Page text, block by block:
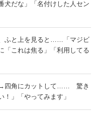
だな」「名付けした人セン
ふと上を見ると……「マジビ
これは焦る」「利用してる
→四角にカットして…… 驚き
！」「やってみます」